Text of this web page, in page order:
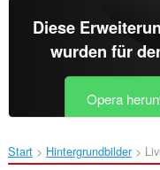
Diese
wurden für
Opera
Start Hintergrundbilder